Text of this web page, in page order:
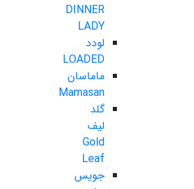
DINNER
LADY
لودد
LOADED
ماماسان
Mamasan
گلد
لیف
Gold
Leaf
جویس